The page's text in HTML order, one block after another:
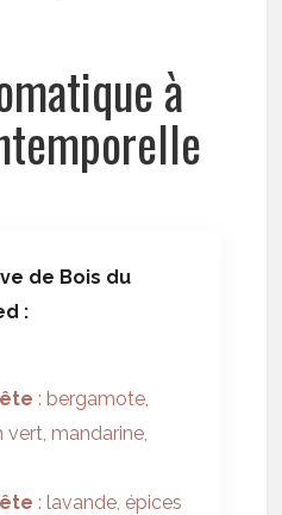
à
de Bois du
:
: bergamote,
vert, mandarine,
: lavande, épices